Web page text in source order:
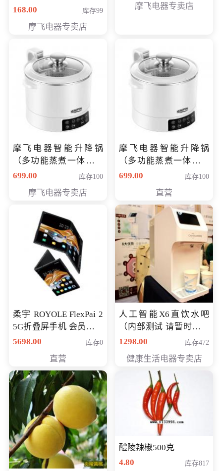
168.00
库存99
摩飞电器专卖店
摩飞电器专卖店
摩飞电器智能升降锅
（多功能蒸煮一体锅）
（智能升降养生锅） 会
699.00 库存100
摩飞电器专卖店
摩飞电器智能升降锅
（多功能蒸煮一体锅）
（智能升降养生锅） 会
699.00 库存100
直营
柔宇 ROYOLE FlexPai 2
5G折叠屏手机 会员专享
购买价格 4998元
5698.00 库存0
直营
人工智能X6直饮水吧
（内部测试 请暂时不要
购买）
1298.00 库存472
健康生活电器专卖店
醴陵辣椒500克
4.80
库存817